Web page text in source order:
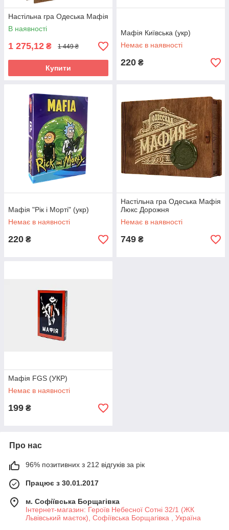
Настільна гра Одеська Мафія
В наявності
1 275,12 ₴ 1 449 ₴
Купити
Мафія Київська (укр)
Немає в наявності
220 ₴
Мафія "Рік і Морті" (укр)
Немає в наявності
220 ₴
Настільна гра Одеська Мафія
Люкс Дорожня
Немає в наявності
749 ₴
Мафія FGS (УКР)
Немає в наявності
199 ₴
Про нас
96% позитивних з 212 відгуків за рік
Працює з 30.01.2017
м. Софіївська Борщагівка
Інтернет-магазин: Героїв Небесної Сотні 32/1 (ЖК
Львівський маєток), Софіївська Борщагівка , Україна